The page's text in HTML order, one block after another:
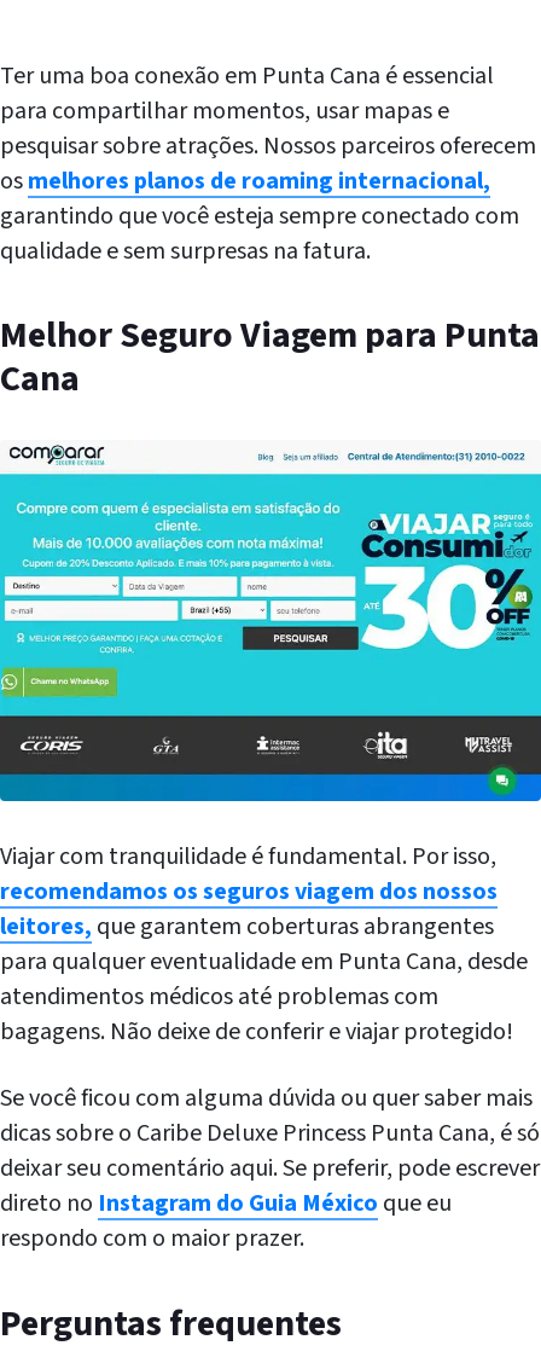
Ter uma boa conexão em Punta Cana é essencial
para compartilhar momentos, usar mapas e
pesquisar sobre atrações. Nossos parceiros oferecem
osmelhores planos de roaming internacional,
garantindo que você esteja sempre conectado com
qualidade e sem surpresas na fatura.
Melhor Seguro Viagem para Punta
Cana
Viajar com tranquilidade é fundamental. Por isso,
recomendamos os seguros viagem dos nossos
leitores, que garantem coberturas abrangentes
para qualquer eventualidade em Punta Cana, desde
atendimentos médicos até problemas com
bagagens. Não deixe de conferir e viajar protegido!
Se você ficou com alguma dúvida ou quer saber mais
dicas sobre o Caribe Deluxe Princess Punta Cana, é só
deixar seu comentário aqui. Se preferir, pode escrever
direto no Instagram do Guia México que eu
respondo com o maior prazer.
Perguntas frequentes